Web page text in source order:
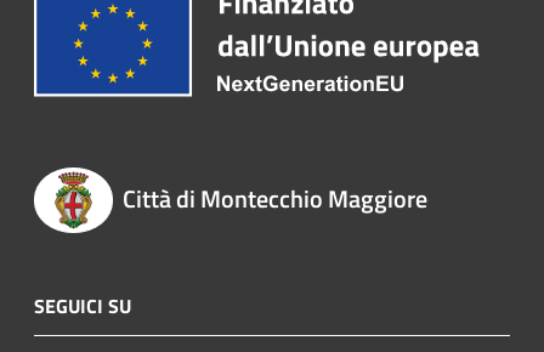
Città di Montecchio Maggiore
SEGUICI SU